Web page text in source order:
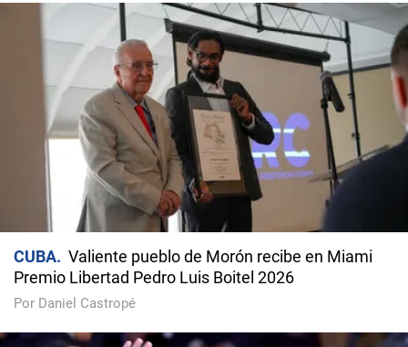
CUBA
Valiente pueblo de Morón recibe en Miami
Premio Libertad Pedro Luis Boitel 2026
Por Daniel Castropé